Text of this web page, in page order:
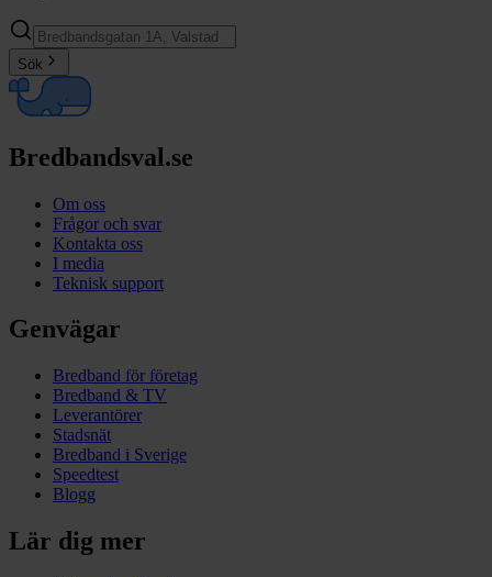
Sök
Bredbandsval.se
Om oss
Frågor och svar
Kontakta oss
I media
Teknisk support
Genvägar
Bredband för företag
Bredband & TV
Leverantörer
Stadsnät
Bredband i Sverige
Speedtest
Blogg
Lär dig mer